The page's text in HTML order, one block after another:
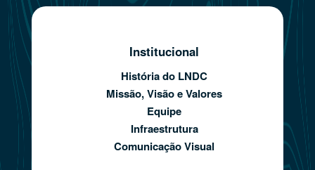
Institucional
História do LNDC
Missão, Visão e Valores
Equipe
Infraestrutura
Comunicação Visual